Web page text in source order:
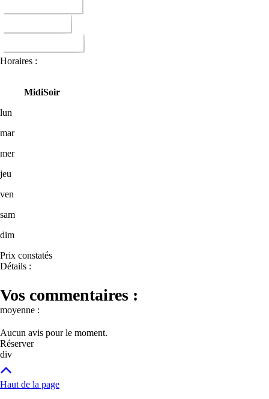
Horaires :
MidiSoir
lun
mar
mer
jeu
ven
sam
dim
Prix constatés
Détails :
Vos commentaires :
moyenne :
Aucun avis pour le moment.
Réserver
div
Haut de la page